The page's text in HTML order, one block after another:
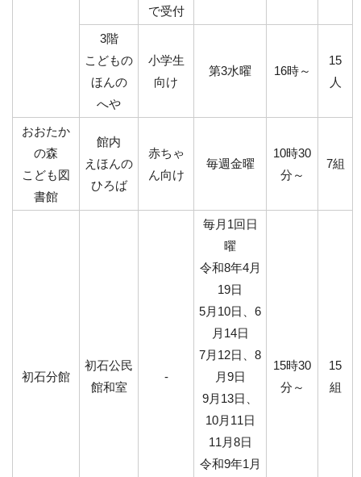
で受付
3階
こどもの
ほんの
へや
小学生
向け
第3水曜 16時～
15
人
おおたか
の森
こども図
書館
館内
えほんの
ひろば
赤ちゃ
ん向け
毎週金曜
10時30
分～
7組
初石分館
初石公民
館和室
‐
毎月1回日
曜
令和8年4月
19日
5月10日、6
月14日
7月12日、8
月9日
9月13日、
10月11日
11月8日
令和9年1月
15時30
分～
15
組